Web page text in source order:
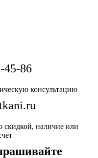
45-86
консультацию
скидкой, наличие или